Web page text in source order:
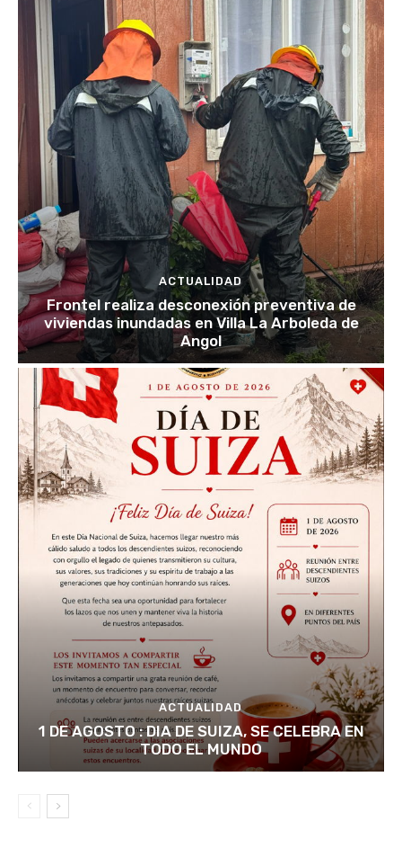
ACTUALIDAD
Frontel realiza desconexión preventiva de
viviendas inundadas en Villa La Arboleda de
Angol
ACTUALIDAD
1 DE AGOSTO : DIA DE SUIZA, SE CELEBRA EN
TODO EL MUNDO